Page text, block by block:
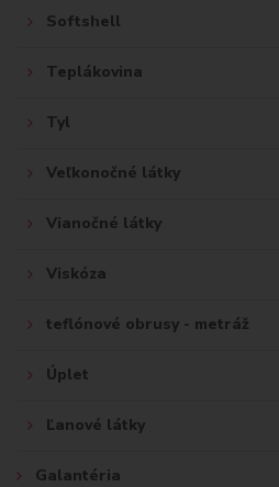
Softshell
Teplákovina
Tyl
Veľkonočné látky
Vianočné látky
Viskóza
teflónové obrusy - metráž
Úplet
Ľanové látky
Galantéria